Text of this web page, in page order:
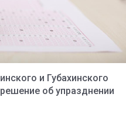
и Губахинского
об упразднении